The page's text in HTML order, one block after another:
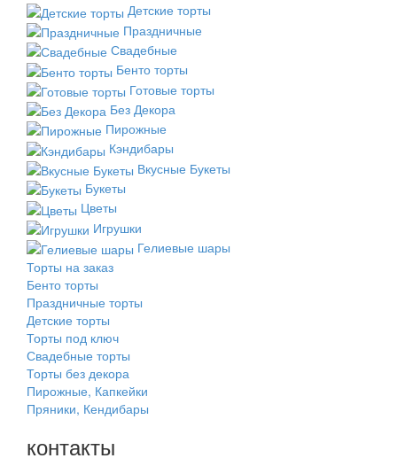
Детские торты
Праздничные
Свадебные
Бенто торты
Готовые торты
Без Декора
Пирожные
Кэндибары
Вкусные Букеты
Букеты
Цветы
Игрушки
Гелиевые шары
Торты на заказ
Бенто торты
Праздничные торты
Детские торты
Торты под ключ
Свадебные торты
Торты без декора
Пирожные, Капкейки
Пряники, Кендибары
контакты